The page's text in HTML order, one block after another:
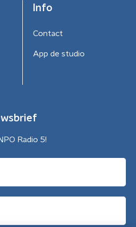
Info
Contact
App de studio
Radio 5!